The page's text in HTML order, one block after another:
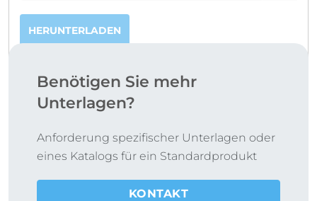
HERUNTERLADEN
Benötigen Sie mehr
Unterlagen?
Anforderung spezifischer Unterlagen oder
eines Katalogs für ein Standardprodukt
KONTAKT